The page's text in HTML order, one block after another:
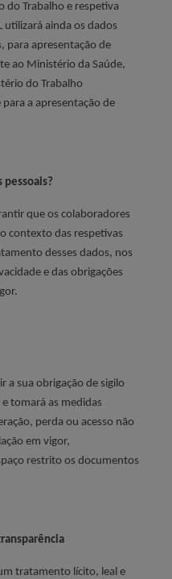
do Trabalho e respetiva
utilizará ainda os dados
para apresentação de
ao Ministério da Saúde,
do Trabalho
para a apresentação de
pessoais?
que os colaboradores
contexto das respetivas
desses dados, nos
e das obrigações
a sua obrigação de sigilo
tomará as medidas
perda ou acesso não
em vigor,
restrito os documentos
tratamento lícito, leal e